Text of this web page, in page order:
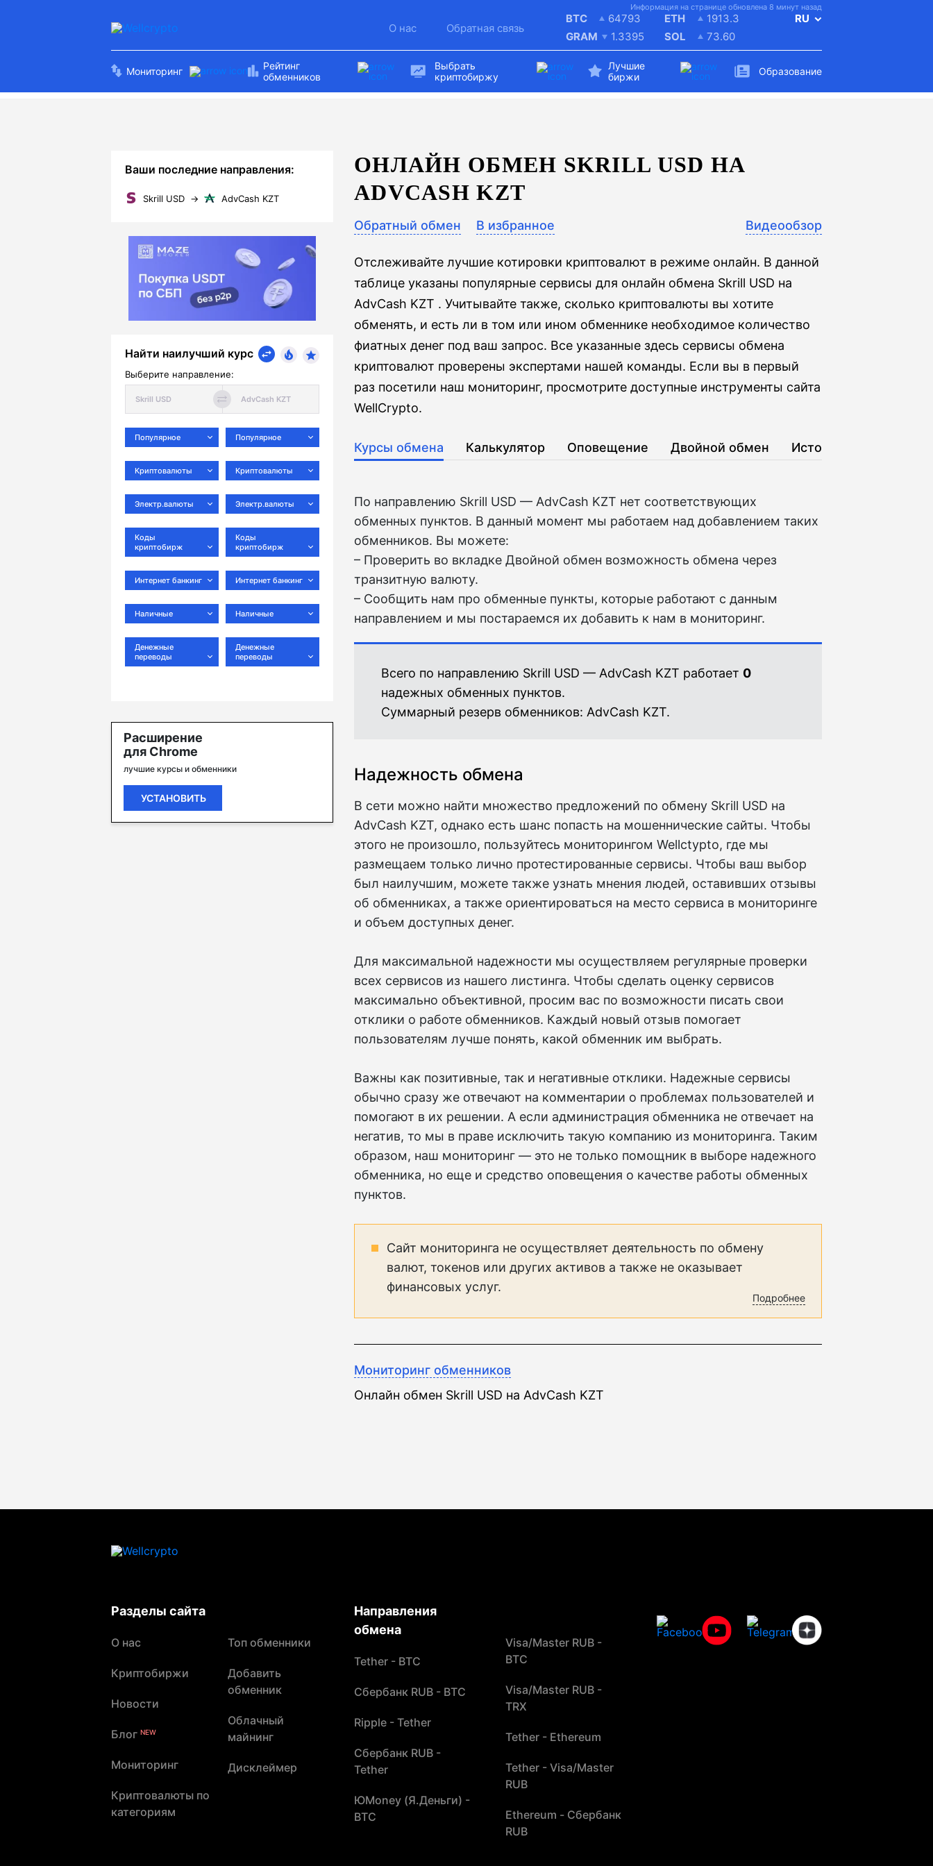
Информация на странице обновлена 8 минут назад
О нас Обратная связь
BTC
64793
GRAM
1.3395
ETH
1913.3
SOL
73.60
RU
Мониторинг
Рейтинг
обменников
Выбрать
криптобиржу
Лучшие
биржи
Образование
Ваши последние направления:
Skrill USD → AdvCash KZT
Найти наилучший курс
Выберите направление:
Популярное
Криптовалюты
Электр.валюты
Коды
криптобирж
Интернет банкинг
Наличные
Денежные
переводы
Популярное
Криптовалюты
Электр.валюты
Коды
криптобирж
Интернет банкинг
Наличные
Денежные
переводы
Расширение
для Chrome
лучшие курсы и обменники
УСТАНОВИТЬ
ОНЛАЙН ОБМЕН SKRILL USD НА
ADVCASH KZT
Обратный обмен В избранное Видеообзор
Отслеживайте лучшие котировки криптовалют в режиме онлайн. В данной
таблице указаны популярные сервисы для онлайн обмена Skrill USD на
AdvCash KZT . Учитывайте также, сколько криптовалюты вы хотите
обменять, и есть ли в том или ином обменнике необходимое количество
фиатных денег под ваш запрос. Все указанные здесь сервисы обмена
криптовалют проверены экспертами нашей команды. Если вы в первый
раз посетили наш мониторинг, просмотрите доступные инструменты сайта
WellCrypto.
Курсы обмена Калькулятор Оповещение Двойной обмен История
По направлению Skrill USD — AdvCash KZT нет соответствующих
обменных пунктов. В данный момент мы работаем над добавлением таких
обменников. Вы можете:
– Проверить во вкладкe Двойной обмен возможность обмена через
транзитную валюту.
– Сообщить нам про обменные пункты, которые работают с данным
направлением и мы постараемся их добавить к нам в мониторинг.
Всего по направлению Skrill USD — AdvCash KZT работает 0
надежных обменных пунктов.
Суммарный резерв обменников: AdvCash KZT.
Надежность обмена
В сети можно найти множество предложений по обмену Skrill USD на
AdvCash KZT, однако есть шанс попасть на мошеннические сайты. Чтобы
этого не произошло, пользуйтесь мониторингом Wellctypto, где мы
размещаем только лично протестированные сервисы. Чтобы ваш выбор
был наилучшим, можете также узнать мнения людей, оставивших отзывы
об обменниках, а также ориентироваться на место сервиса в мониторинге
и объем доступных денег.
Для максимальной надежности мы осуществляем регулярные проверки
всех сервисов из нашего листинга. Чтобы сделать оценку сервисов
максимально объективной, просим вас по возможности писать свои
отклики о работе обменников. Каждый новый отзыв помогает
пользователям лучше понять, какой обменник им выбрать.
Важны как позитивные, так и негативные отклики. Надежные сервисы
обычно сразу же отвечают на комментарии о проблемах пользователей и
помогают в их решении. А если администрация обменника не отвечает на
негатив, то мы в праве исключить такую компанию из мониторинга. Таким
образом, наш мониторинг — это не только помощник в выборе надежного
обменника, но еще и средство оповещения о качестве работы обменных
пунктов.
Сайт мониторинга не осуществляет деятельность по обмену
валют, токенов или других активов а также не оказывает
финансовых услуг.
Подробнее
Мониторинг обменников
Онлайн обмен Skrill USD на AdvCash KZT
Разделы сайта
О нас
Криптобиржи
Новости
Блог NEW
Мониторинг
Криптовалюты по
категориям
Топ обменники
Добавить
обменник
Облачный
майнинг
Дисклеймер
Направления
обмена
Tether - BTC
Сбербанк RUB - BTC
Ripple - Tether
Сбербанк RUB -
Tether
ЮMoney (Я.Деньги) -
BTC
Visa/Master RUB -
BTC
Visa/Master RUB -
TRX
Tether - Ethereum
Tether - Visa/Master
RUB
Ethereum - Сбербанк
RUB